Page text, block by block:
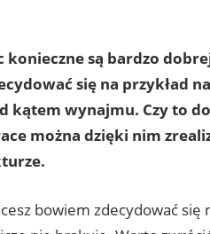
są bardzo
się na przykład
kątem wynajmu. Czy to
można dzięki nim
bowiem zdecydować się